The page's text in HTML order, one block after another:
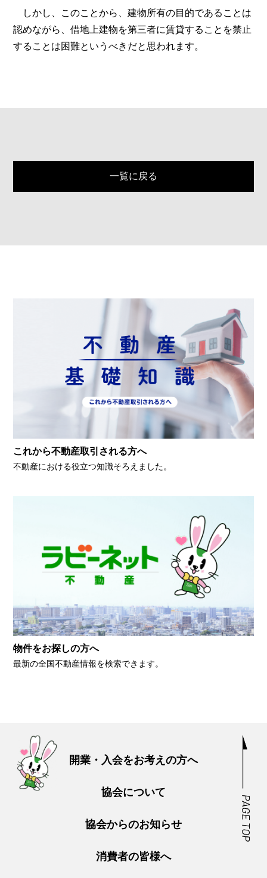
しかし、このことから、建物所有の目的であることは
認めながら、借地上建物を第三者に賃貸することを禁止
することは困難というべきだと思われます。
一覧に戻る
これから不動産取引される方へ
不動産における役立つ知識そろえました。
物件をお探しの方へ
最新の全国不動産情報を検索できます。
開業・入会をお考えの方へ
協会について
協会からのお知らせ
消費者の皆様へ